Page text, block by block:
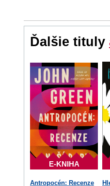
Ďalšie tituly
E-KNIHA
Antropocén: Recenze